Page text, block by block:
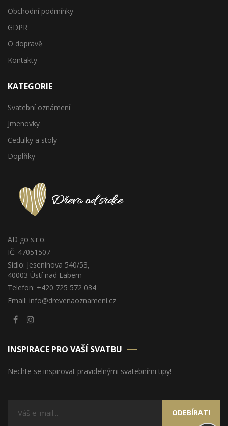
Obchodní podmínky
GDPR
O dopravě
Kontakty
KATEGORIE
Svatební oznámení
Jmenovky
Cedulky a stoly
Doplňky
AD go s.r.o.
IČ: 47051507
Sídlo: Jeseninova 540/53,
40003 Ústí nad Labem
Telefon: +420 725 572 034
Email: info@drevenaoznameni.cz
INSPIRACE PRO VAŠÍ SVATBU
Nechte se inspirovat pravidelnými svatebními tipy!
ODEBÍRAT!